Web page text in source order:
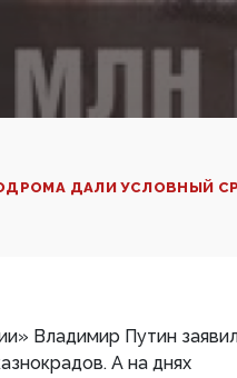
ДАЛИ УСЛОВНЫЙ
Владимир Путин
А на днях